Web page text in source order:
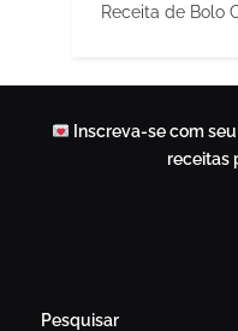
Receita de Bolo
Inscreva-se com
receitas
Pesquisar